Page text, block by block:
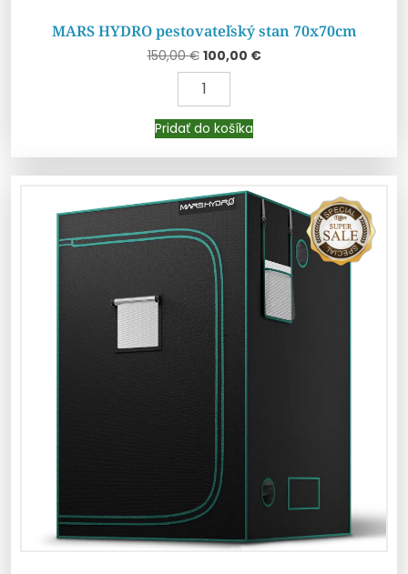
MARS HYDRO pestovateľský stan 70x70cm
150,00€ 100,00 €
Pridať do košíka